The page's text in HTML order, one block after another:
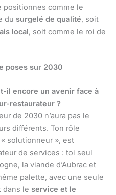
positionnes comme le
du surgelé de qualité, soit
local, soit comme le roi de
poses sur 2030
il encore un avenir face à
restaurateur ?
de 2030 n’aura pas le
différents. Ton rôle
solutionneur », est
de services : toi seul
la viande d’Aubrac et
palette, avec une seule
dans le service et le